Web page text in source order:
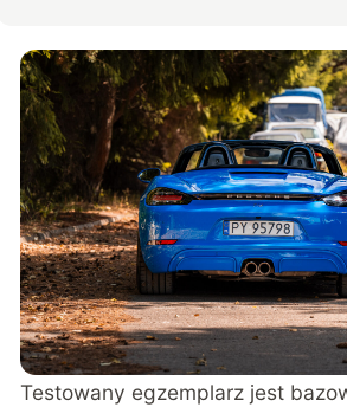
Testowany egzemplarz jest